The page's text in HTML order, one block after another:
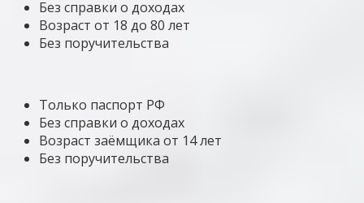
Без справки о доходах
Возраст от 18 до 80 лет
Без поручительства
Только паспорт РФ
Без справки о доходах
Возраст заёмщика от 14 лет
Без поручительства